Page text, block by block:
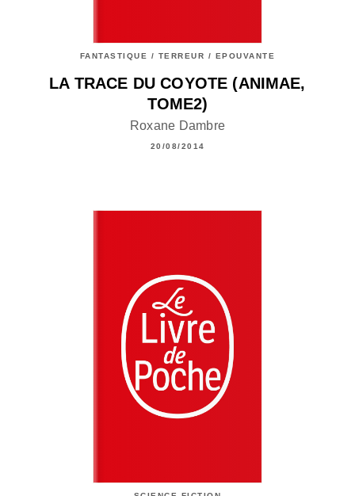
FANTASTIQUE / TERREUR / EPOUVANTE
LA TRACE DU COYOTE (ANIMAE,
TOME2)
Roxane Dambre
20/08/2014